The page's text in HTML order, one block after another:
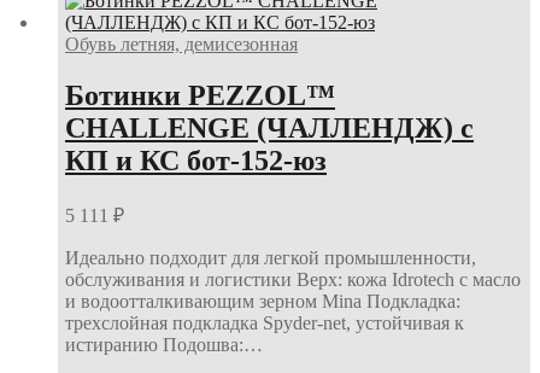
Обувь летняя, демисезонная
Ботинки PEZZOL™
CHALLENGE (ЧАЛЛЕНДЖ) с
КП и КС бот-152-юз
5 111 ₽
Идеально подходит для легкой промышленности,
обслуживания и логистики Верх: кожа Idrotech с масло
и водоотталкивающим зерном Mina Подкладка:
трехслойная подкладка Spyder-net, устойчивая к
истиранию Подошва:…